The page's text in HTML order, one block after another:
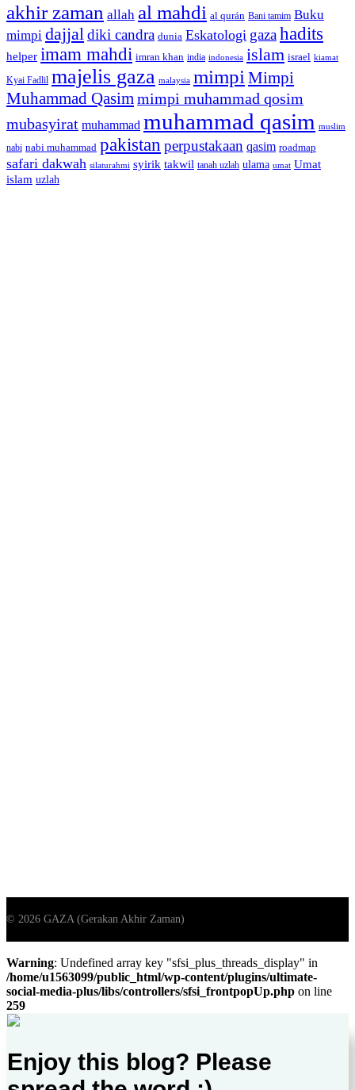
akhir zaman allah al mahdi al qurán Bani tamim Buku
mimpi dajjal diki candra dunia Eskatologi gazahadits
helper imam mahdi imran khan india indonesia islam israel kiamat
Kyai Fadlil majelis gaza malaysia mimpi Mimpi
Muhammad Qasim mimpi muhammad qosim
mubasyirat muhammad muhammad qasim muslim
nabi nabi muhammad pakistan perpustakaan qasim roadmap
safari dakwah silaturahmi syirik takwil tanah uzlah ulama umat Umat
islam uzlah
Warning: Undefined array key "sfsi_plus_threads_display" in
/home/u1563099/public_html/wp-content/plugins/ultimate-
social-media-plus/libs/controllers/sfsi_frontpopUp.php on line
259
Enjoy this blog? Please